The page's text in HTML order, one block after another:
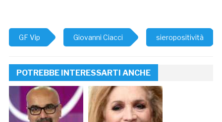
GF Vip Giovanni Ciacci sieropositività
POTREBBE INTERESSARTI ANCHE